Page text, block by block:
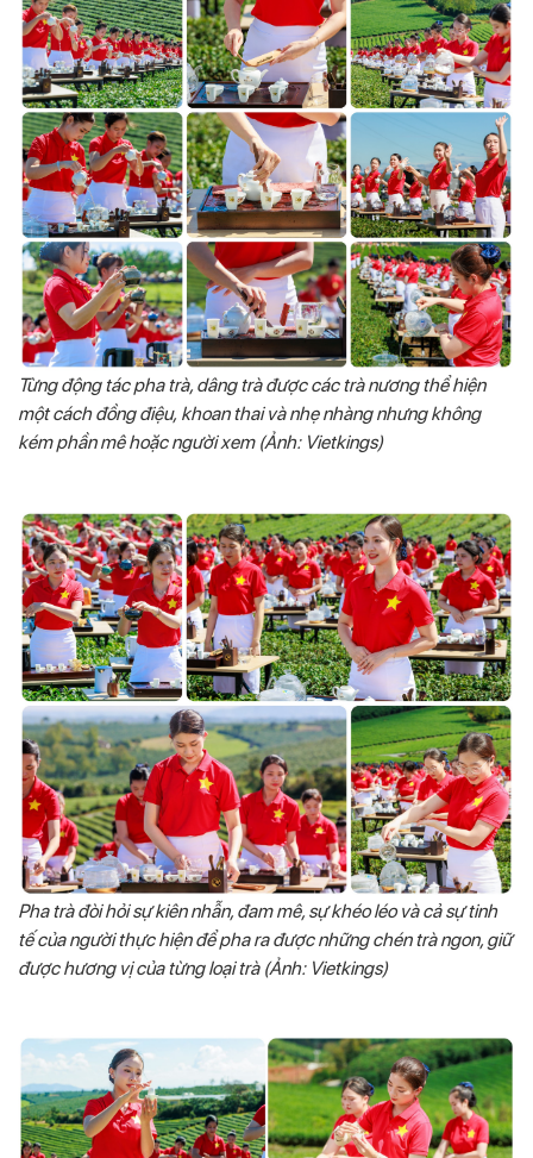
Từng động tác pha trà, dâng trà được các trà nương thể hiện
một cách đồng điệu, khoan thai và nhẹ nhàng nhưng không
kém phần mê hoặc người xem (Ảnh: Vietkings)
Pha trà đòi hỏi sự kiên nhẫn, đam mê, sự khéo léo và cả sự tinh
tế của người thực hiện để pha ra được những chén trà ngon, giữ
được hương vị của từng loại trà (Ảnh: Vietkings)